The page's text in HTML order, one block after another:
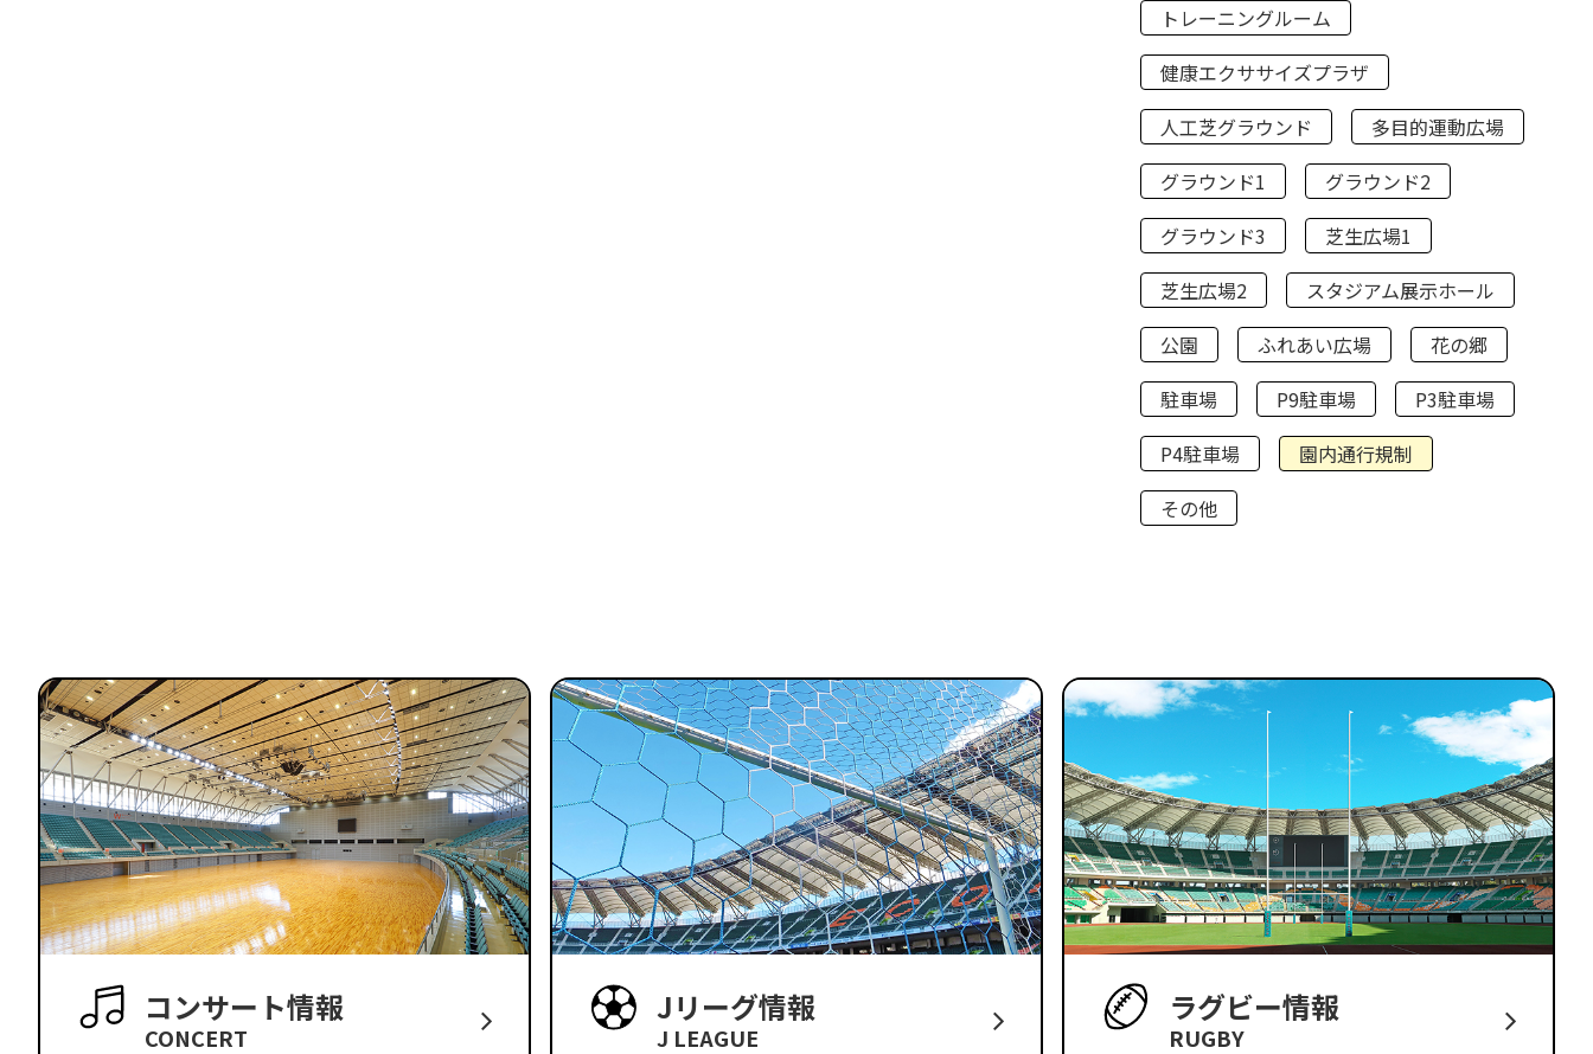
トレーニングルーム
健康エクササイズプラザ
人工芝グラウンド
多目的運動広場
グラウンド1
グラウンド2
グラウンド3
芝生広場1
芝生広場2
スタジアム展示ホール
公園
ふれあい広場
花の郷
駐車場
P9駐車場
P3駐車場
P4駐車場
園内通行規制
その他
コンサート情報
CONCERT
Jリーグ情報
J LEAGUE
ラグビー情報
RUGBY